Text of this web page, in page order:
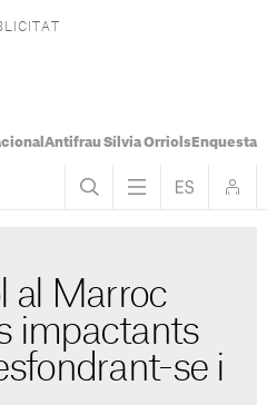
Antifrau Sílvia OrriolsEnquesta
al Marroc
impactants
se i